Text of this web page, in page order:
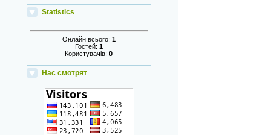
Statistics
Онлайн всього: 1
Гостей: 1
Користувачів:0
Нас смотрят